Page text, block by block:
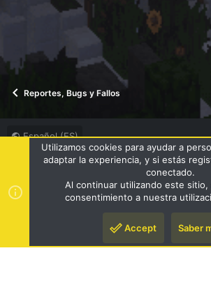
Reportes, Bugs y Fallos
Español (ES)
Términos y reglas
Política de privacidad
Community platform by XenForo ® © 2010-
Utilizamos cookies para ayudar a
adaptar la experiencia, y si estás
conectado.
Al continuar utilizando este sitio,
consentimiento a nuestra
Accept Saber